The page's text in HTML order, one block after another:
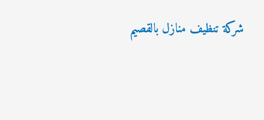
شركة تنظيف منازل بالقصيم